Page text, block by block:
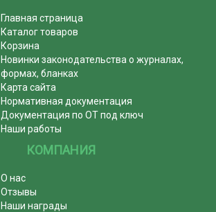
Главная страница
Каталог товаров
Корзина
Новинки законодательства о журналах,
формах, бланках
Карта сайта
Нормативная документация
Документация по ОТ под ключ
Наши работы
КОМПАНИЯ
О нас
Отзывы
Наши награды